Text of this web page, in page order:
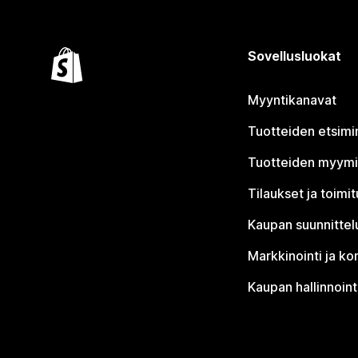
Sovellusluokat
Myyntikanavat
Tuotteiden
Tuotteiden
Tilaukset ja
Kaupan
Markkinointi ja
Kaupan